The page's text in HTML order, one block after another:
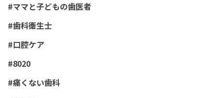
#ママと子どもの歯医者
#歯科衛生士
#口腔ケア
#8020
#痛くない歯科